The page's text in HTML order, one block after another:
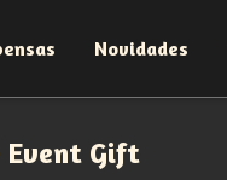
Novidades
Event Gift